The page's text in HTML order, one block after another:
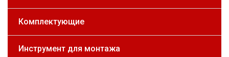
Комплектующие
Инструмент для монтажа